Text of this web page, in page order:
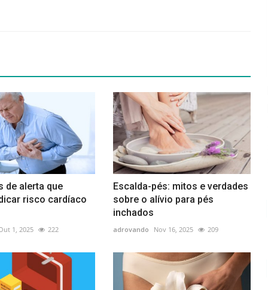
de alerta que
risco cardíaco
1, 2025 222
Escalda-pés: mitos e verdades
sobre o alívio para pés
inchados
adrovando Nov 16, 2025 209
tem
Setor de eletrodomésticos e
eletroeletrônicos amplia uso...
adrovando Ago 4, 2026 36
Levantamento do Movimento Plástico Transforma aponta
avanço no consumo de resina...